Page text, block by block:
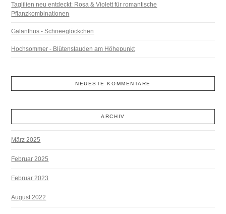
Taglilien neu entdeckt: Rosa & Violett für romantische
Pflanzkombinationen
Galanthus - Schneeglöckchen
Hochsommer - Blütenstauden am Höhepunkt
NEUESTE KOMMENTARE
ARCHIV
März 2025
Februar 2025
Februar 2023
August 2022